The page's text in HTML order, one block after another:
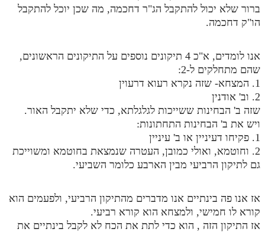
לאתר ספר הרב
דף היומי בזוהר הקדוש
ברור שלא יכול להתקבל הג"ר דחכמה, מה שכן יוכל להתקבל
הו"ק דחכמה.
אנו לומדים, א"כ 4 תיקונים נוספים על התיקונים הראשונים,
שהם מתחלקים ל-2:
1. המצחא- שזה נקרא רעוא דרעוין
2. וב' אודנין
שזה ב' הבחינות ששייכות לגלגלתא, כדי שלא יתקבל האור.
ויש את ב' הבחינות התחתונות:
1. פקיחו דעיניין או ב' עיניין
2. וחוטמא, ואולי כמובן, העטרה שנמצאת בחוטמא ומשוייכת
גם לתיקון הרביעי מבין הארבע כלומר השביעי.
אז אנו פה בינתיים אנו מדברים מהתיקון הרביעי, ולפעמים הוא
קורא לו חמישי, ולמצחא הוא קורא רביעי.
אז התיקון הזה , הוא כדי לתת את הכח לא לקבל בינתיים את